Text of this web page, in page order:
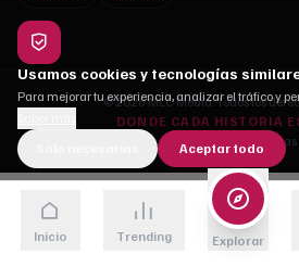
© 2026 MLC Media. Todos los
DONDE CADA HISTORIA
Quiénes somos
Usamos cookies y tecnologías
Para mejorar tu experiencia, analizar el tráfico y
Aceptar todo
Inicio Trending Explorar